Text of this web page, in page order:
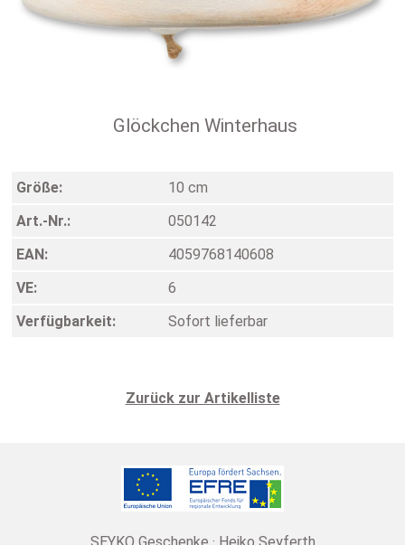
Glöckchen Winterhaus
Größe:
10 cm
Art.-Nr.:
050142
EAN:
4059768140608
VE:
6
Verfügbarkeit:
Sofort lieferbar
Zurück zur Artikelliste